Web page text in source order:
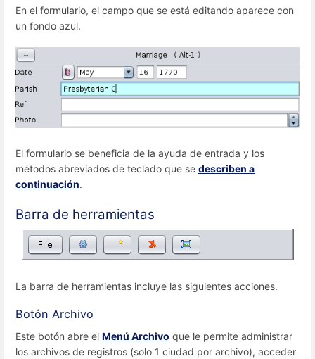
En el formulario, el campo que se está editando aparece con
un fondo azul.
El formulario se beneficia de la ayuda de entrada y los
métodos abreviados de teclado que se describen a
continuación.
Barra de herramientas
La barra de herramientas incluye las siguientes acciones.
Botón Archivo
Este botón abre el Menú Archivo que le permite administrar
los archivos de registros (solo 1 ciudad por archivo), acceder